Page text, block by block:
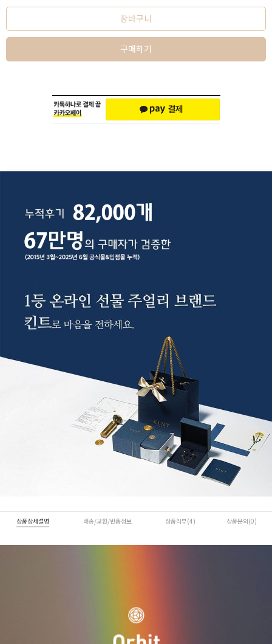
장바구니
구매하기
상품상세설명 배송/교환/반품정보 상품리뷰(4) 상품문의(0)